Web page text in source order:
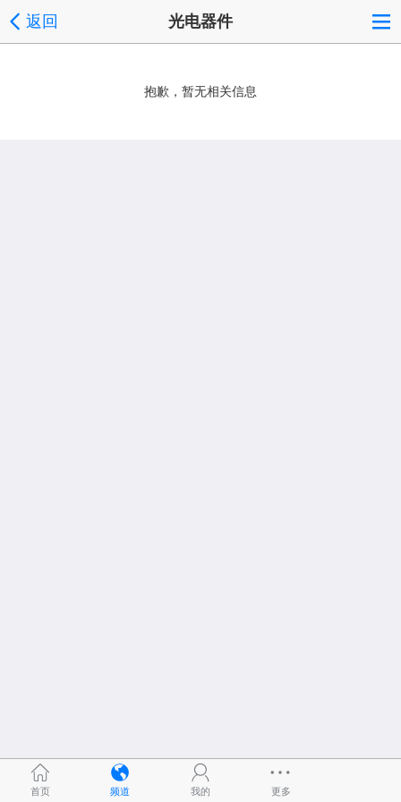
返回 光电器件
抱歉，暂无相关信息
首页 频道 我的 更多